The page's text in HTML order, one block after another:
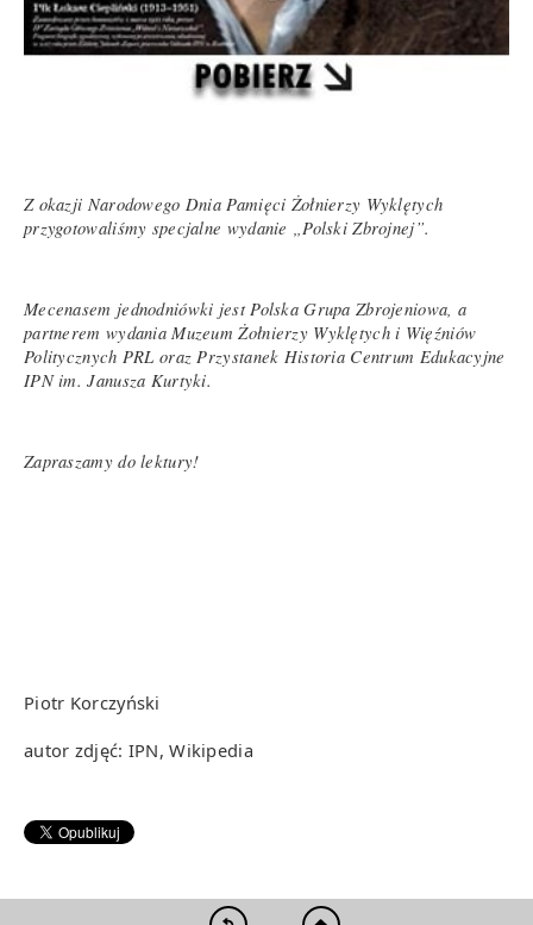
Z okazji Narodowego Dnia Pamięci Żołnierzy Wyklętych
przygotowaliśmy specjalne wydanie „Polski Zbrojnej”.
Mecenasem jednodniówki jest Polska Grupa Zbrojeniowa, a
partnerem wydania Muzeum Żołnierzy Wyklętych i Więźniów
Politycznych PRL oraz Przystanek Historia Centrum Edukacyjne
IPN im. Janusza Kurtyki.
Zapraszamy do lektury!
Piotr Korczyński
autor zdjęć: IPN, Wikipedia